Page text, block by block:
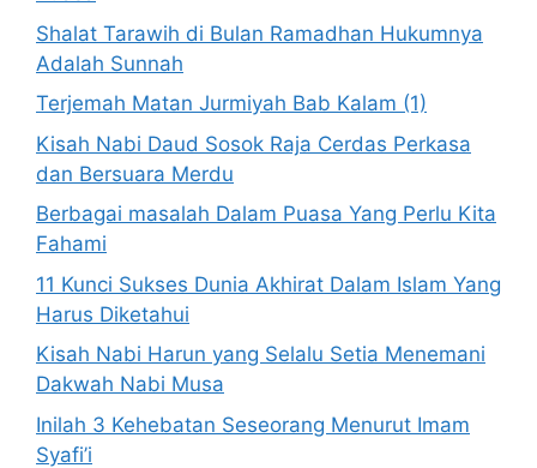
Shalat Tarawih di Bulan Ramadhan Hukumnya
Adalah Sunnah
Terjemah Matan Jurmiyah Bab Kalam (1)
Kisah Nabi Daud Sosok Raja Cerdas Perkasa
dan Bersuara Merdu
Berbagai masalah Dalam Puasa Yang Perlu Kita
Fahami
11 Kunci Sukses Dunia Akhirat Dalam Islam Yang
Harus Diketahui
Kisah Nabi Harun yang Selalu Setia Menemani
Dakwah Nabi Musa
Inilah 3 Kehebatan Seseorang Menurut Imam
Syafi’i